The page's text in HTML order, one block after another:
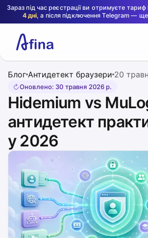
Зараз під час реєстрації ви отримуєте тариф
4 дні, а після підключення Telegram — ще
Блог Антидетект браузери 20
Оновлено: 30 травня 2026 р.
Hidemium vs
антидетект
у 2026